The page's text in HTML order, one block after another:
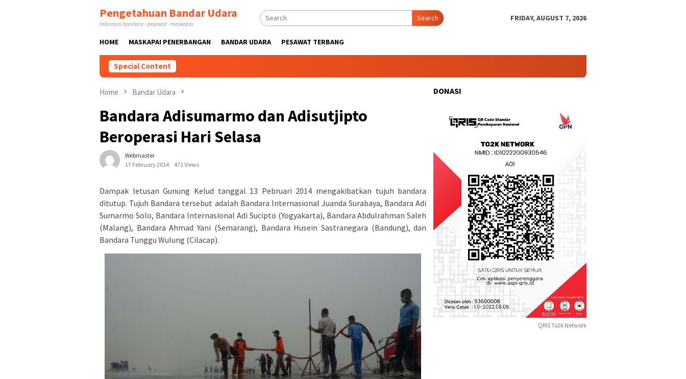
Pengetahuan Bandar Udara
Informasi bandara - pesawat - maskapai
Search FRIDAY, AUGUST 7, 2026
HOME MASKAPAI PENERBANGAN BANDAR UDARA PESAWAT TERBANG
Special Content
Home Bandar Udara
Bandara Adisumarmo dan Adisutjipto
Beroperasi Hari Selasa
Webmaster
17 February 2014
471 Views
Dampak letusan Gunung Kelud tanggal 13 Pebruari 2014 mengakibatkan tujuh bandara
ditutup. Tujuh Bandara tersebut adalah Bandara Internasional Juanda Surabaya, Bandara Adi
Sumarmo Solo, Bandara Internasional Adi Sucipto (Yogyakarta), Bandara Abdulrahman Saleh
(Malang), Bandara Ahmad Yani (Semarang), Bandara Husein Sastranegara (Bandung), dan
Bandara Tunggu Wulung (Cilacap).
DONASI
QRIS To2k Network